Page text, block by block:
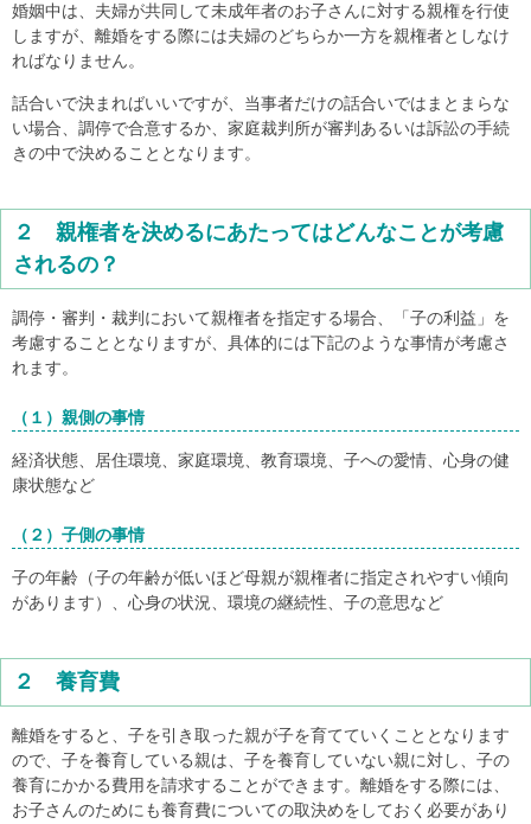
婚姻中は、夫婦が共同して未成年者のお子さんに対する親権を行使
しますが、離婚をする際には夫婦のどちらか一方を親権者としなけ
ればなりません。
話合いで決まればいいですが、当事者だけの話合いではまとまらな
い場合、調停で合意するか、家庭裁判所が審判あるいは訴訟の手続
きの中で決めることとなります。
２ 親権者を決めるにあたってはどんなことが考慮
されるの？
調停・審判・裁判において親権者を指定する場合、「子の利益」を
考慮することとなりますが、具体的には下記のような事情が考慮さ
れます。
（１）親側の事情
経済状態、居住環境、家庭環境、教育環境、子への愛情、心身の健
康状態など
（２）子側の事情
子の年齢（子の年齢が低いほど母親が親権者に指定されやすい傾向
があります）、心身の状況、環境の継続性、子の意思など
２ 養育費
離婚をすると、子を引き取った親が子を育てていくこととなります
ので、子を養育している親は、子を養育していない親に対し、子の
養育にかかる費用を請求することができます。離婚をする際には、
お子さんのためにも養育費についての取決めをしておく必要があり